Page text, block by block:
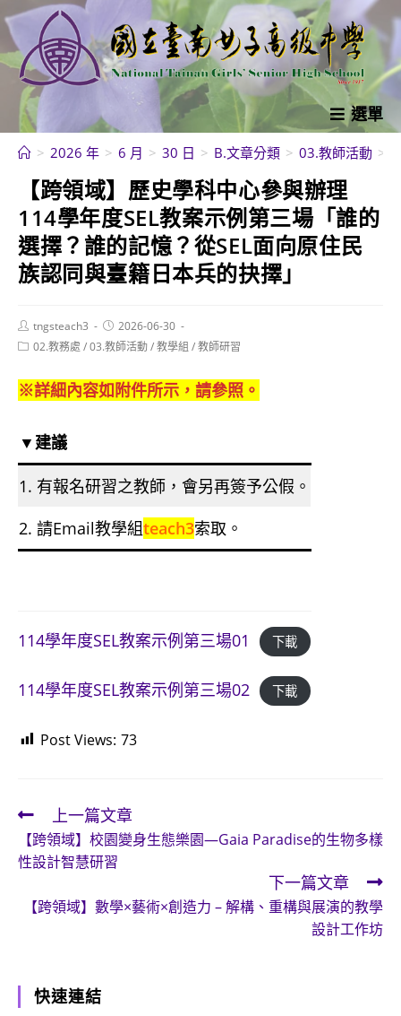
跳
轉
至
內
選單
> 2026 年 > 6 月 > 30 日 > B.文章分類 > 03.教師活動 >
【跨領域】歷史學科中心參與辦理
114學年度SEL教案示例第三場「誰的
選擇？誰的記憶？從SEL面向原住民
族認同與臺籍日本兵的抉擇」
Post
author:
tngsteach3
Post
published:
2026-06-30
Post02.教務處 /03.教師活動/教學組 /教師研習
※詳細內容如附件所示，請參照。
▼建議
1. 有報名研習之教師，會另再簽予公假。
2. 請Email教學組teach3索取。
114學年度SEL教案示例第三場01 下載
114學年度SEL教案示例第三場02 下載
Post Views: 73
Read
more
articles
上一篇文章
【跨領域】校園變身生態樂園—Gaia Paradise的生物多樣
性設計智慧研習
下一篇文章
【跨領域】數學×藝術×創造力 – 解構、重構與展演的教學
設計工作坊
快速連結